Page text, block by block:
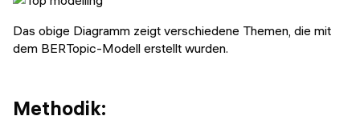
Das obige Diagramm zeigt verschiedene Themen, die mit
dem BERTopic-Modell erstellt wurden.
Methodik: